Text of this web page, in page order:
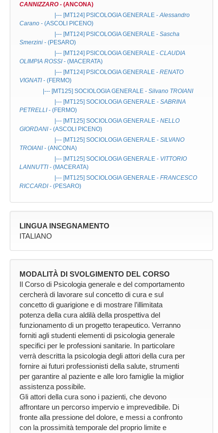
CANNIZZARO- (ANCONA)
|--- [MT124] PSICOLOGIA GENERALE -Alessandro
Carano - (ASCOLI PICENO)
|--- [MT124] PSICOLOGIA GENERALE - Sascha
Smerzini - (PESARO)
|--- [MT124] PSICOLOGIA GENERALE - CLAUDIA
OLIMPIA ROSSI - (MACERATA)
|--- [MT124] PSICOLOGIA GENERALE - RENATO
VIGNATI - (FERMO)
|--- [MT125] SOCIOLOGIA GENERALE - Silvano TROIANI
|--- [MT125] SOCIOLOGIA GENERALE - SABRINA
PETRELLI - (FERMO)
|--- [MT125] SOCIOLOGIA GENERALE - NELLO
GIORDANI - (ASCOLI PICENO)
|--- [MT125] SOCIOLOGIA GENERALE - SILVANO
TROIANI - (ANCONA)
|--- [MT125] SOCIOLOGIA GENERALE - VITTORIO
LANNUTTI - (MACERATA)
|--- [MT125] SOCIOLOGIA GENERALE - FRANCESCO
RICCARDI - (PESARO)
LINGUA INSEGNAMENTO
ITALIANO
MODALITÀ DI SVOLGIMENTO DEL CORSO
Il Corso di Psicologia generale e del comportamento
cercherà di lavorare sul concetto di cura e sul
concetto di guarigione e di mostrare l’illimitata
potenza della cura aldilà della prospettiva del
funzionamento di un progetto terapeutico. Verranno
forniti agli studenti elementi di psicologia generale
specifici per le professioni sanitarie. In particolare
verrà descritta la psicologia degli attori della cura per
fornire ai futuri professionisti della salute, strumenti
per garantire al paziente e alle loro famiglie la miglior
assistenza possibile.
Gli attori della cura sono i pazienti, che devono
affrontare un percorso impervio e imprevedibile. Di
fronte alla pressione del dolore, e messi a confronto
con la prossimità temporale del proprio limite e